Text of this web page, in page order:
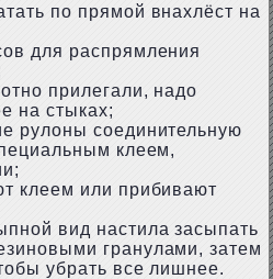
по прямой внахлёст на
для распрямления
прилегали, надо
на стыках;
рулоны соединительную
клеем,
клеем или прибивают
вид настила засыпать
гранулами, затем
убрать все лишнее.